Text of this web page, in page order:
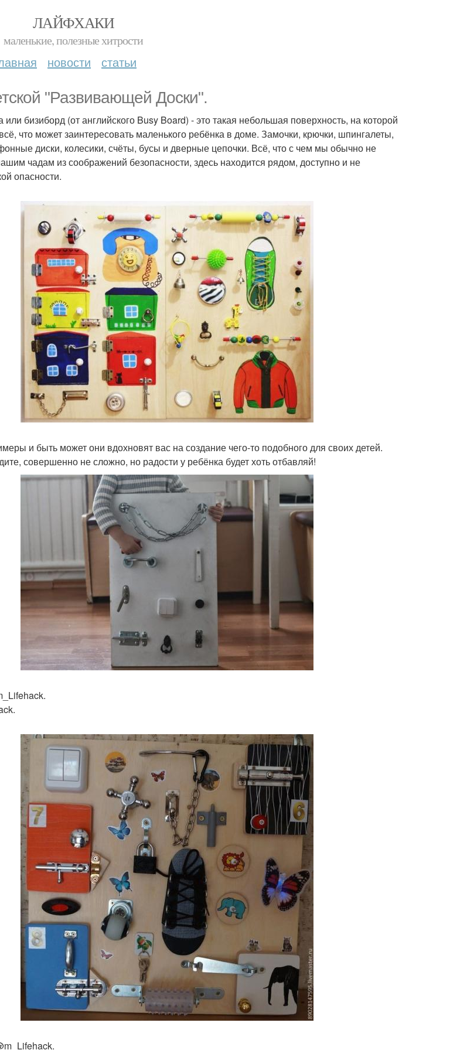
ЛАЙФХАКИ
маленькие, полезные хитрости
новости статьи
"Развивающей Доски".
бизиборд (от английского Busy Board) - это такая небольшая поверхность, на которой
что может заинтересовать маленького ребёнка в доме. Замочки, крючки, шпингалеты,
диски, колесики, счёты, бусы и дверные цепочки. Всё, что с чем мы обычно не
чадам из соображений безопасности, здесь находится рядом, доступно и не
опасности.
и быть может они вдохновят вас на создание чего-то подобного для своих детей.
совершенно не сложно, но радости у ребёнка будет хоть отбавляй!